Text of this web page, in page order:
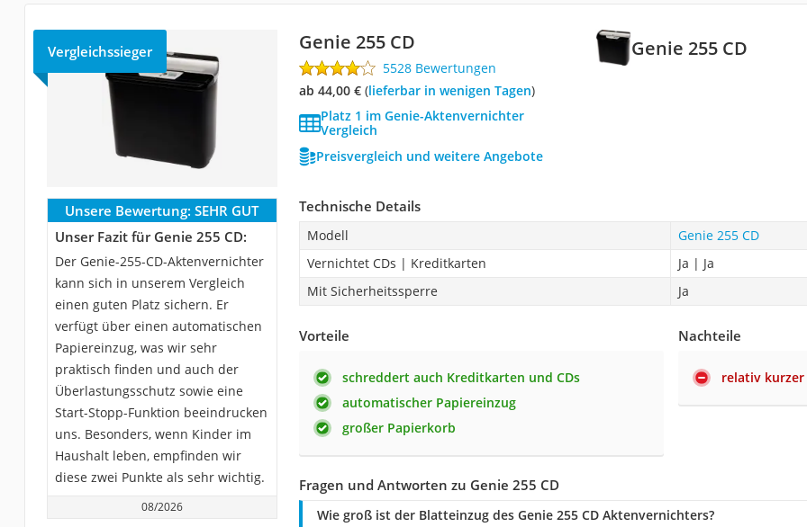
Genie 255 CD
Vergleichssieger Genie 255 CD
5528 Bewertungen
ab 44,00 €( Lieferbar in wenigen Tagen)
Platz 1 im Genie-Aktenvernichter
Vergleich
Preisvergleich und weitere Angebote
Unsere Bewertung: SEHR GUT
Unser Fazit für Genie 255 CD:
Der Genie-255-CD-Aktenvernichter
kann sich in unserem Vergleich
einen guten Platz sichern. Er
verfügt über einen automatischen
Papiereinzug, was wir sehr
praktisch finden und auch der
Überlastungsschutz sowie eine
Start-Stopp-Funktion beeindrucken
uns. Besonders, wenn Kinder im
Haushalt leben, empfinden wir
diese zwei Punkte als sehr wichtig.
08/2026
Technische Details
Modell
Genie 255 CD
Vernichtet CDs | Kreditkarten
Ja | Ja
Mit Sicherheitssperre
Ja
Vorteile
schreddert auch Kreditkarten und CDs
automatischer Papiereinzug
großer Papierkorb
Nachteile
relativ
Fragen und Antworten zu Genie 255 CD
Wie groß ist der Blatteinzug des Genie 255 CD Aktenvernichters?